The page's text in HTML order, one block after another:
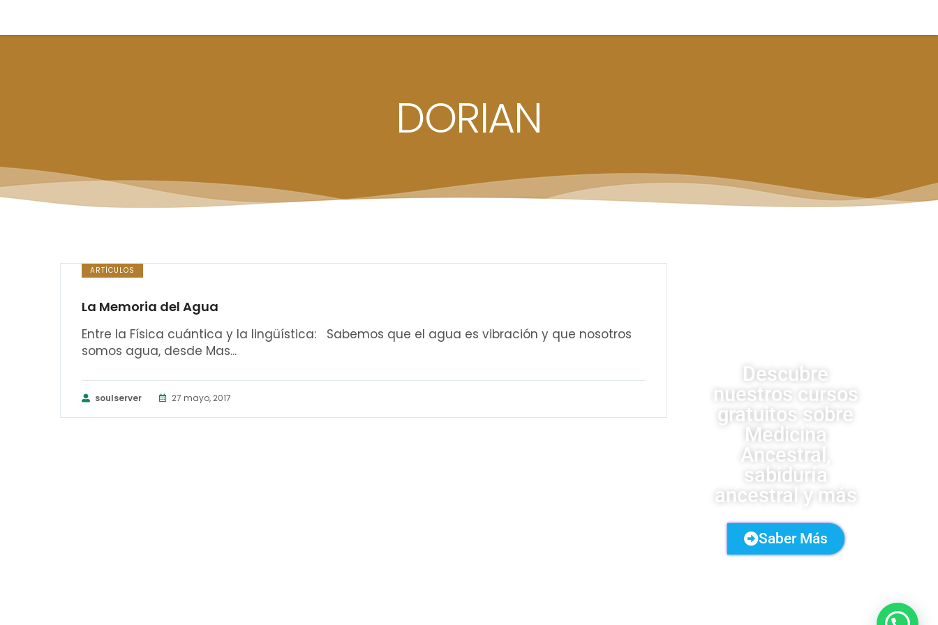
DORIAN
ARTÍCULOS
La Memoria del Agua
Entre la Física cuántica y la lingüística: Sabemos que el agua es vibración y que nosotros
somos agua, desde Mas...
soulserver 27 mayo, 2017
Descubre
nuestros cursos
gratuitos sobre
Medicina
Ancestral,
sabiduría
ancestral y más
Saber Más